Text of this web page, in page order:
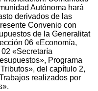
Autónoma hará
derivados de las
Convenio con
de la Generalitat
06 «Economía,
«Secretaría
Programa
del capítulo 2,
realizados por